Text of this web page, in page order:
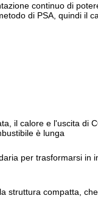
continuo di
di PSA, quindi il
il calore e l'uscita di
è lunga
per trasformarsi
struttura compatta,